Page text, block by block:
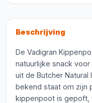
Beschrijving
De Vadigran
natuurlijke snack
uit de Butcher Natural
bekend staat om zijn
kippenpoot is gepoft,